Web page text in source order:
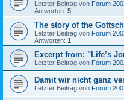
Letzter Beitrag von Forum
Antworten: 5
The story of the
Letzter Beitrag von Forum
Antworten: 1
Excerpt from: "Life’s
Letzter Beitrag von Forum
Damit wir nicht ganz
Letzter Beitrag von Forum